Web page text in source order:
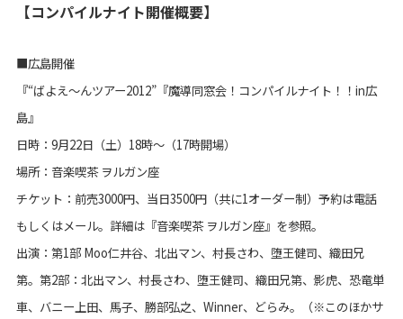
【コンパイルナイト開催概要】
■広島開催
『“ばよえ～んツアー2012”『魔導同窓会！コンパイルナイト！！in広
島』
日時：9月22日（土）18時～（17時開場）
場所：音楽喫茶 ヲルガン座
チケット：前売3000円、当日3500円（共に1オーダー制）予約は電話
もしくはメール。詳細は『音楽喫茶 ヲルガン座』を参照。
出演：第1部 Moo仁井谷、北出マン、村長さわ、堕王健司、織田兄
第。第2部：北出マン、村長さわ、堕王健司、織田兄第、影虎、恐竜単
車、バニー上田、馬子、勝部弘之、Winner、どらみ。（※このほかサ